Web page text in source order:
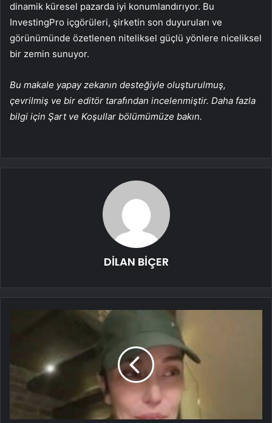
dinamik küresel pazarda iyi konumlandırıyor. Bu
InvestingPro içgörüleri, şirketin son duyuruları ve
görünümünde özetlenen niteliksel güçlü yönlere niceliksel
bir zemin sunuyor.
Bu makale yapay zekanın desteğiyle oluşturulmuş,
çevrilmiş ve bir editör tarafından incelenmiştir. Daha fazla
bilgi için Şart ve Koşullar bölümümüze bakın.
DİLAN BİÇER